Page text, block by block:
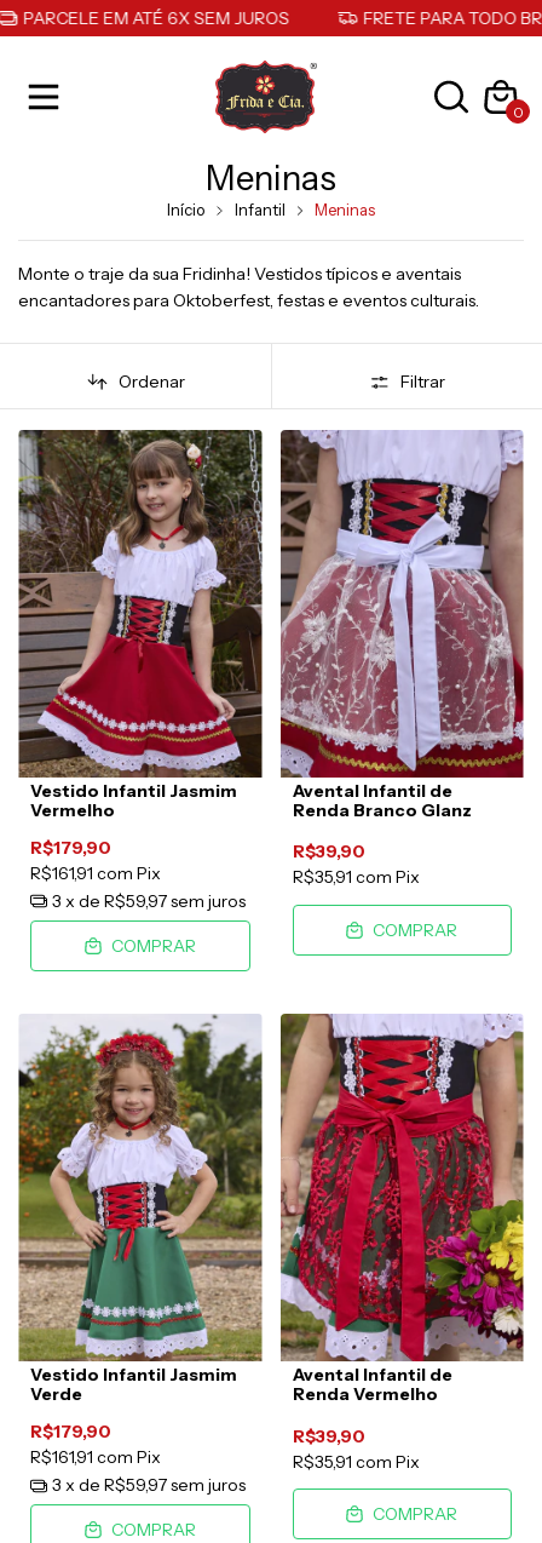
EM ATÉ 6X SEM JUROS FRETE PARA TODO BRASIL
0
Meninas
Início Infantil Meninas
Monte o traje da sua Fridinha! Vestidos típicos e aventais
encantadores para Oktoberfest, festas e eventos culturais.
Ordenar Filtrar
Vestido Infantil Jasmim
Vermelho
R$179,90
R$161,91 com Pix
3 x de R$59,97sem juros
COMPRAR
Avental Infantil de
Renda Branco Glanz
R$39,90
R$35,91 com Pix
COMPRAR
Vestido Infantil Jasmim
Verde
R$179,90
R$161,91 com Pix
3 x de R$59,97sem juros
COMPRAR
Avental Infantil de
Renda Vermelho
R$39,90
R$35,91 com Pix
COMPRAR